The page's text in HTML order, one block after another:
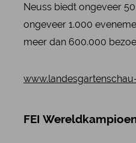
Neuss biedt ongeveer
ongeveer 1.000
meer dan 600.000
FEI